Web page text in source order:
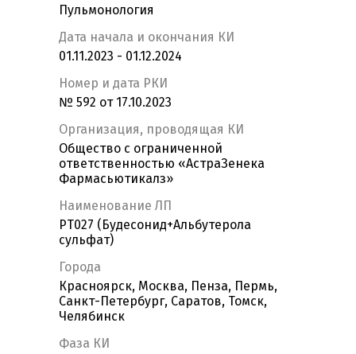
Пульмонология
Дата начала и окончания КИ
01.11.2023 - 01.12.2024
Номер и дата РКИ
№ 592 от 17.10.2023
Организация, проводящая КИ
Общество с ограниченной
ответственностью «АстраЗенека
Фармасьютикалз»
Наименование ЛП
PT027 (Будесонид+Альбутерола
сульфат)
Города
Красноярск, Москва, Пенза, Пермь,
Санкт-Петербург, Саратов, Томск,
Челябинск
Фаза КИ